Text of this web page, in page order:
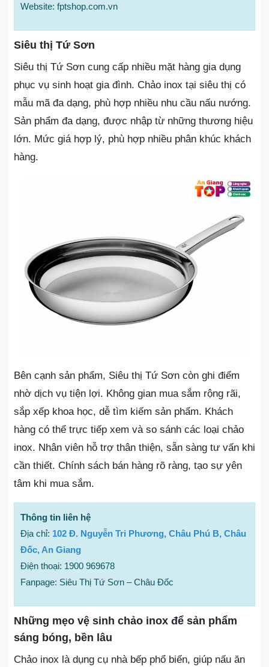
Website: fptshop.com.vn
Siêu thị Tứ Sơn
Siêu thị Tứ Sơn cung cấp nhiều mặt hàng gia dụng
phục vụ sinh hoạt gia đình. Chảo inox tại siêu thị có
mẫu mã đa dạng, phù hợp nhiều nhu cầu nấu nướng.
Sản phẩm đa dạng, được nhập từ những thương hiệu
lớn. Mức giá hợp lý, phù hợp nhiều phân khúc khách
hàng.
Bên cạnh sản phẩm, Siêu thị Tứ Sơn còn ghi điểm
nhờ dịch vụ tiện lợi. Không gian mua sắm rộng rãi,
sắp xếp khoa học, dễ tìm kiếm sản phẩm. Khách
hàng có thể trực tiếp xem và so sánh các loại chảo
inox. Nhân viên hỗ trợ thân thiện, sẵn sàng tư vấn khi
cần thiết. Chính sách bán hàng rõ ràng, tạo sự yên
tâm khi mua sắm.
Thông tin liên hệ
Địa chỉ: 102 Đ. Nguyễn Tri Phương, Châu Phú B, Châu
Đốc, An Giang
Điện thoại: 1900 969678
Fanpage: Siêu Thị Tứ Sơn – Châu Đốc
Những mẹo vệ sinh chảo inox để sản phẩm
sáng bóng, bền lâu
Chảo inox là dụng cụ nhà bếp phổ biến, giúp nấu ăn